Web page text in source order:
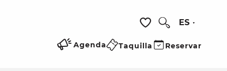
Voir les favoris
ES
Agenda Taquilla Reservar